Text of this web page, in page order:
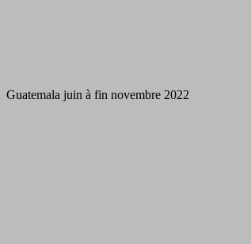
Guatemala juin à fin novembre 2022